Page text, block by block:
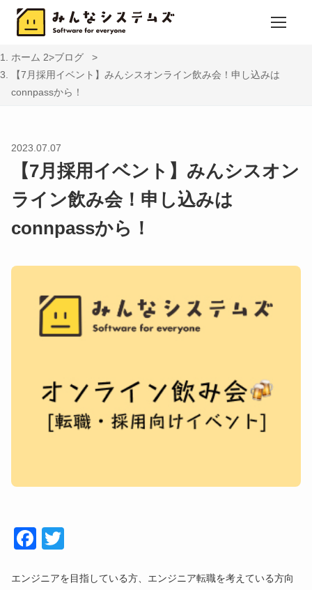
ホーム
ブログ
【7月採用イベント】みんシスオンライン飲み会！申し込みは
connpassから！
2023.07.07
【7月採用イベント】みんシスオン
ライン飲み会！申し込みは
connpassから！
Face
エンジニアを目指している方、エンジニア転職を考えている方向